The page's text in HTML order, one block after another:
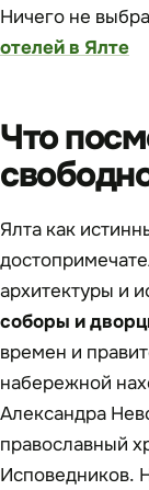
Ничего не
отелей в Ялте
Что
Ялта как
архитектуры и
соборы и
времен и
набережной
Александра
православный
Исповедников.